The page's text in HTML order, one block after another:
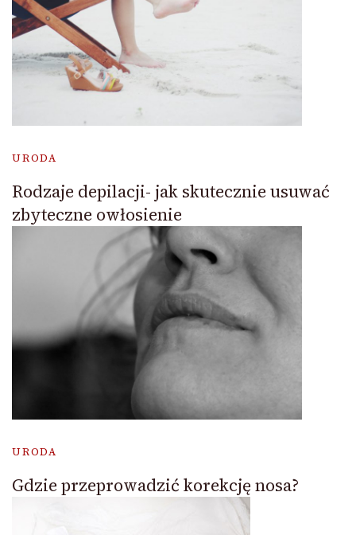
URODA
Rodzaje depilacji- jak skutecznie usuwać
zbyteczne owłosienie
URODA
Gdzie przeprowadzić korekcję nosa?